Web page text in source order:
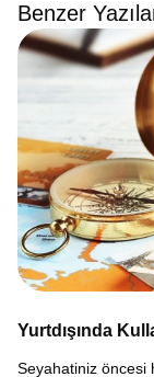
Benzer
Yurtdışında
Seyahatiniz öncesi